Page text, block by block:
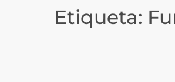
Etiqueta: